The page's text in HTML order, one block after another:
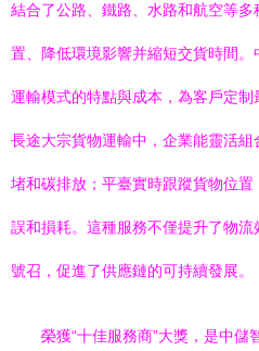
結合了公路、鐵路、水路和航空等
置、降低環境影響并縮短交貨時間
運輸模式的特點與成本，為客戶定
長途大宗貨物運輸中，企業能靈活
堵和碳排放；平臺實時跟蹤貨物位
誤和損耗。這種服務不僅提升了物
號召，促進了供應鏈的可持續發展。
榮獲“十佳服務商”大獎，是中